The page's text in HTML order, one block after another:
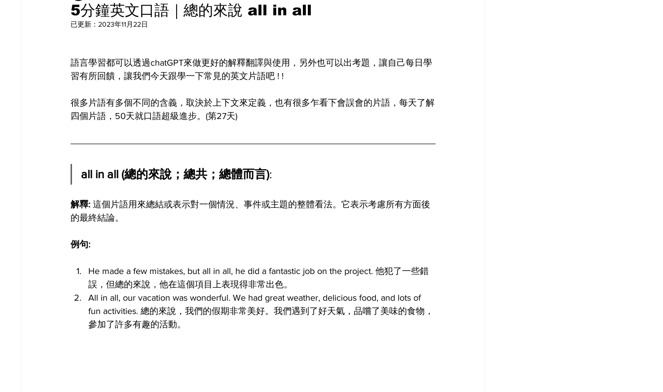
5分鐘英文口語｜總的來說 all in all
已更新： 2023年11月22日
語言學習都可以透過chatGPT來做更好的解釋翻譯與使用，另外也可以出考題，讓自己每日學
習有所回饋，讓我們今天跟學一下常見的英文片語吧 ! !
很多片語有多個不同的含義，取決於上下文來定義，也有很多乍看下會誤會的片語，每天了解
四個片語，50天就口語超級進步。(第27天)
all in all (總的來說；總共；總體而言):
解釋: 這個片語用來總結或表示對一個情況、事件或主題的整體看法。它表示考慮所有方面後
的最終結論。
例句:
He made a few mistakes, but all in all, he did a fantastic job on the project. 他犯了一些錯
誤，但總的來說，他在這個項目上表現得非常出色。
All in all, our vacation was wonderful. We had great weather, delicious food, and lots of
fun activities. 總的來說，我們的假期非常美好。我們遇到了好天氣，品嚐了美味的食物，
參加了許多有趣的活動。